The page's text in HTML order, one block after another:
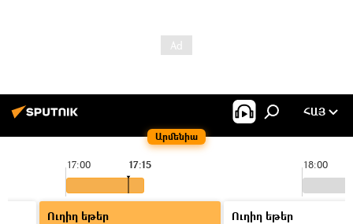
Արմենիա
ՀԱՅ
17:00 18:00
17:15
Ուղիղ եթեր
Ուղիղ եթեր